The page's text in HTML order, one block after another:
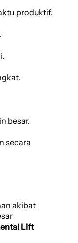
produktif.
besar.
secara
akibat
Lift